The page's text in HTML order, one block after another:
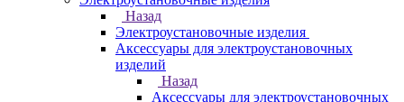
Назад
Электроустановочные изделия
Аксессуары для электроустановочных
изделий
Назад
Аксессуары для электроустановочных